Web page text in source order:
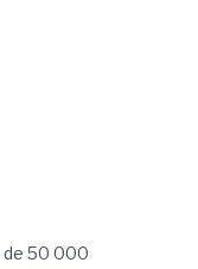
de 50 000